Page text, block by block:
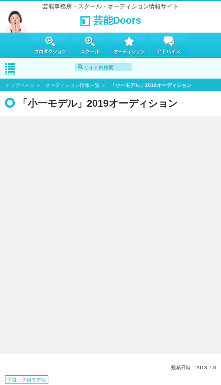
芸能事務所・スクール・オーディション情報サイト
芸能Doors
トップページ オーディション情報一覧 「小一モデル」2019オーディション
「小一モデル」2019オーディション
投稿日時 : 2018.7.8
子役・子供モデル